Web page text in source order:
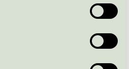
50x200 mm